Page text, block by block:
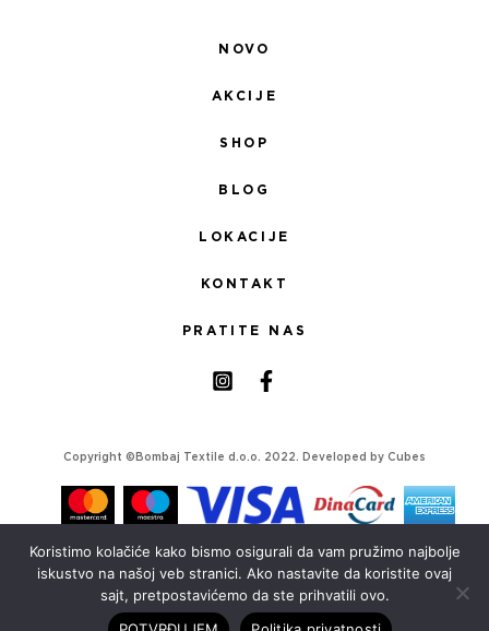
NOVO
AKCIJE
SHOP
BLOG
LOKACIJE
KONTAKT
PRATITE NAS
Copyright ©Bombaj Textile d.o.o. 2022. Developed by Cubes
Koristimo kolačiće kako bismo osigurali da vam pružimo najbolje
iskustvo na našoj veb stranici. Ako nastavite da koristite ovaj
sajt, pretpostavićemo da ste prihvatili ovo.